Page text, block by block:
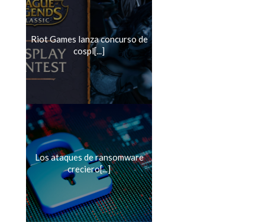
Riot Games lanza concurso de
cospl[...]
Los ataques de ransomware
creciero[...]